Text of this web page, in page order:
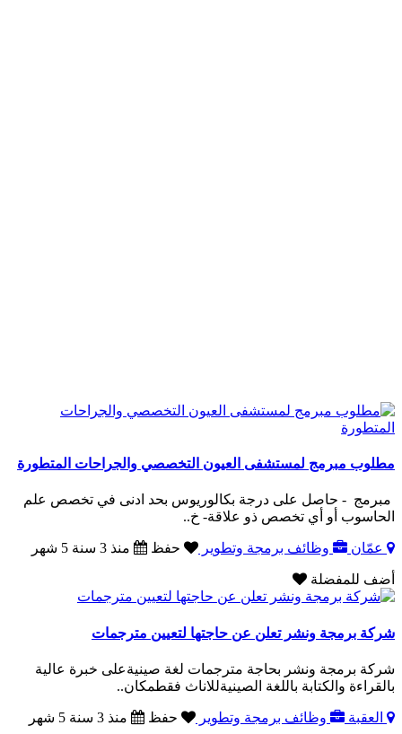
مطلوب مبرمج لمستشفى العيون التخصصي والجراحات المتطورة
مبرمج - حاصل على درجة بكالوريوس بحد ادنى في تخصص علم
الحاسوب أو أي تخصص ذو علاقة- خ..
عمّان وظائف برمجة وتطوير حفظ منذ 3 سنة 5 شهر
أضف للمفضلة
شركة برمجة ونشر تعلن عن حاجتها لتعيين مترجمات
شركة برمجة ونشر بحاجة مترجمات لغة صينيةعلى خبرة عالية
بالقراءة والكتابة باللغة الصينيةللاناث فقطمكان..
العقبة وظائف برمجة وتطوير حفظ منذ 3 سنة 5 شهر